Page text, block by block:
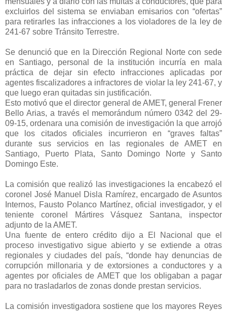
excluirlos del sistema se enviaban emisarios con “ofertas”
para retirarles las infracciones a los violadores de la ley de
241-67 sobre Tránsito Terrestre.
Se denunció que en la Dirección Regional Norte con sede
en Santiago, personal de la institución incurría en mala
práctica de dejar sin efecto infracciones aplicadas por
agentes fiscalizadores a infractores de violar la ley 241-67, y
que luego eran quitadas sin justificación.
Esto motivó que el director general de AMET, general Frener
Bello Arias, a través el memorándum número 0342 del 29-
09-15, ordenara una comisión de investigación la que arrojó
que los citados oficiales incurrieron en “graves faltas”
durante sus servicios en las regionales de AMET en
Santiago, Puerto Plata, Santo Domingo Norte y Santo
Domingo Este.
La comisión que realizó las investigaciones la encabezó el
coronel José Manuel Disla Ramírez, encargado de Asuntos
Internos, Fausto Polanco Martínez, oficial investigador, y el
teniente coronel Mártires Vásquez Santana, inspector
adjunto de la AMET.
Una fuente de entero crédito dijo a El Nacional que el
proceso investigativo sigue abierto y se extiende a otras
regionales y ciudades del país, “donde hay denuncias de
corrupción millonaria y de extorsiones a conductores y a
agentes por oficiales de AMET que los obligaban a pagar
para no trasladarlos de zonas donde prestan servicios.
La comisión investigadora sostiene que los mayores Reyes